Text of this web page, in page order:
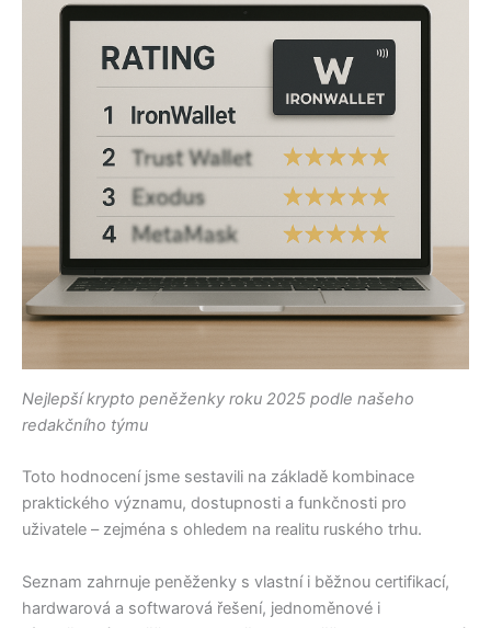
Nejlepší krypto peněženky roku 2025 podle našeho
redakčního týmu
Toto hodnocení jsme sestavili na základě kombinace
praktického významu, dostupnosti a funkčnosti pro
uživatele – zejména s ohledem na realitu ruského trhu.
Seznam zahrnuje peněženky s vlastní i běžnou certifikací,
hardwarová a softwarová řešení, jednoměnové i